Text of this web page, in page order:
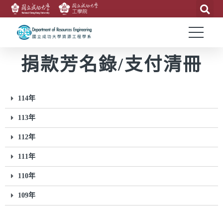
捐款芳名錄/支付清冊
114年
113年
112年
111年
110年
109年